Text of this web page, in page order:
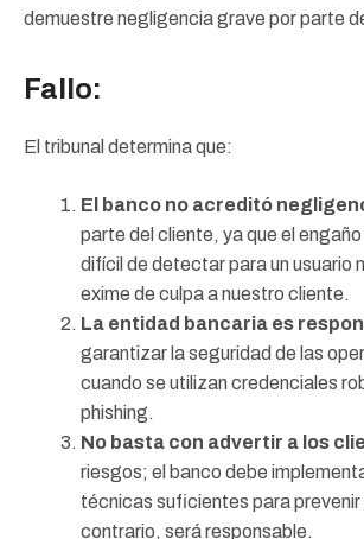
demuestre negligencia grave por parte
Fallo:
El tribunal determina que:
El banco no acreditó
parte del cliente, ya que el
difícil de detectar para un usuario
exime de culpa a nuestro cliente.
La entidad bancaria es
garantizar la seguridad de las
cuando se utilizan credenciales
phishing.
No basta con advertir a los
riesgos; el banco debe
técnicas suficientes para prevenir
contrario, será responsable.